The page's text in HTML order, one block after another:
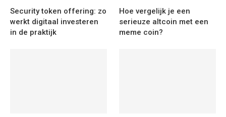
Security token offering: zo
werkt digitaal investeren
in de praktijk
Hoe vergelijk je een
serieuze altcoin met een
meme coin?